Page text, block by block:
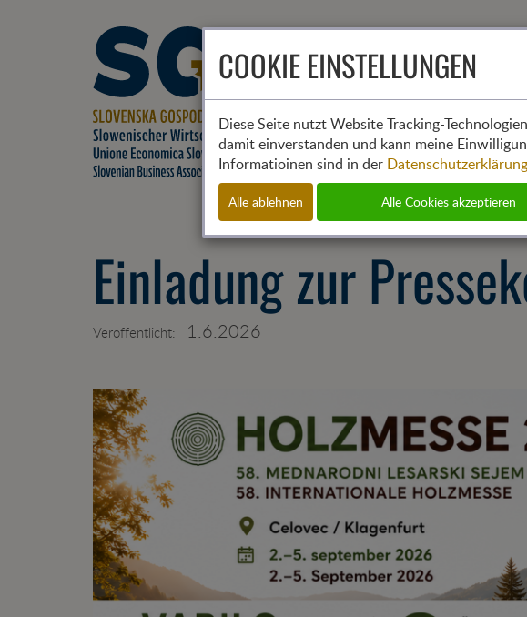
Einladung zur
Veröffentlicht: 1.6.2026
COOKIE EINSTELLUNGEN
Diese Seite nutzt Website Tracking-
damit einverstanden und kann meine
Informatioinen sind in der Datenschutzerklärung
Alle ablehnen Alle Cookies akzeptieren